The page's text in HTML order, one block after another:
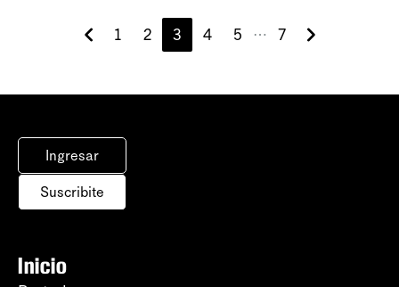
1 2 3 4 5 ⋯ 7
Ingresar
Suscribite
Inicio